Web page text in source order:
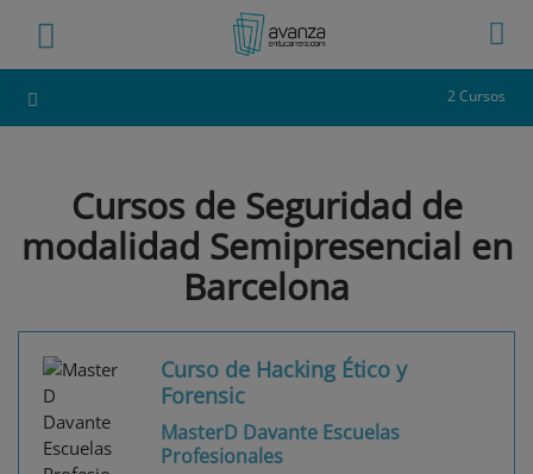
2 Cursos
Cursos de Seguridad de
modalidad Semipresencial en
Barcelona
Curso de Hacking Ético y
Forensic
MasterD Davante Escuelas
Profesionales